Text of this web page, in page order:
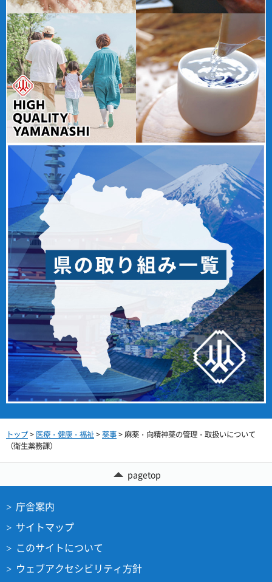
トップ> 医療・健康・福祉>薬事> 麻薬・向精神薬の管理・取扱いについて
（衛生薬務課）
pagetop
庁舎案内
サイトマップ
このサイトについて
ウェブアクセシビリティ方針